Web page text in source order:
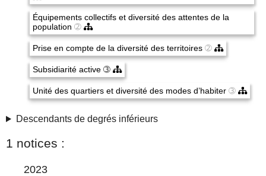
Équipements collectifs et diversité des attentes de la
population ➁
Prise en compte de la diversité des territoires ➁
Subsidiarité active ➂
Unité des quartiers et diversité des modes d’habiter ➂
Descendants de degrés inférieurs
1 notices :
2023